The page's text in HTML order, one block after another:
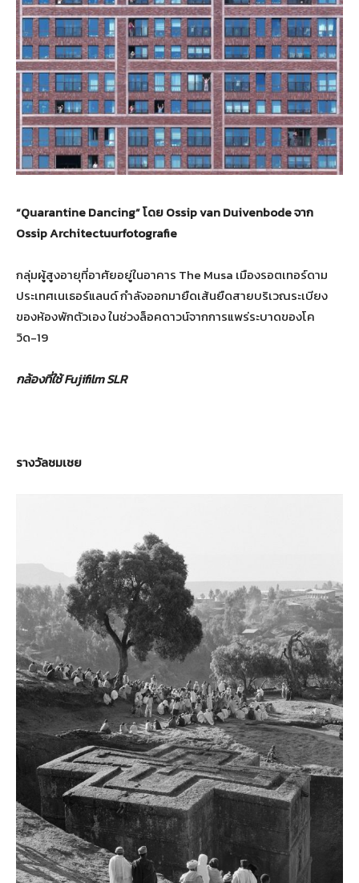
“Quarantine Dancing”โดยOssip van Duivenbodeจาก
Ossip Architectuurfotografie
กลุ่มผู้สูงอายุที่อาศัยอยู่ในอาคาร The Musa เมืองรอตเทอร์ดาม
ประเทศเนเธอร์แลนด์ กำลังออกมายืดเส้นยืดสายบริเวณระเบียง
ของห้องพักตัวเอง ในช่วงล็อคดาวน์จากการแพร่ระบาดของโค
วิด-19
กล้องที่ใช้Fujifilm SLR
รางวัลชมเชย